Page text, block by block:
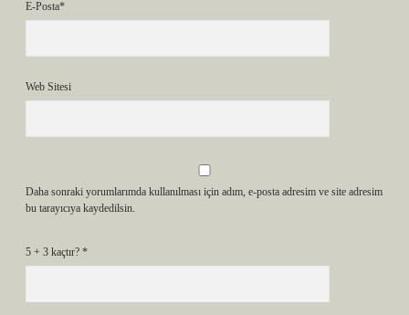
E-Posta*
Web Sitesi
Daha sonraki yorumlarımda kullanılması için adım, e-posta adresim ve site adresim
bu tarayıcıya kaydedilsin.
5 + 3 kaçtır? *